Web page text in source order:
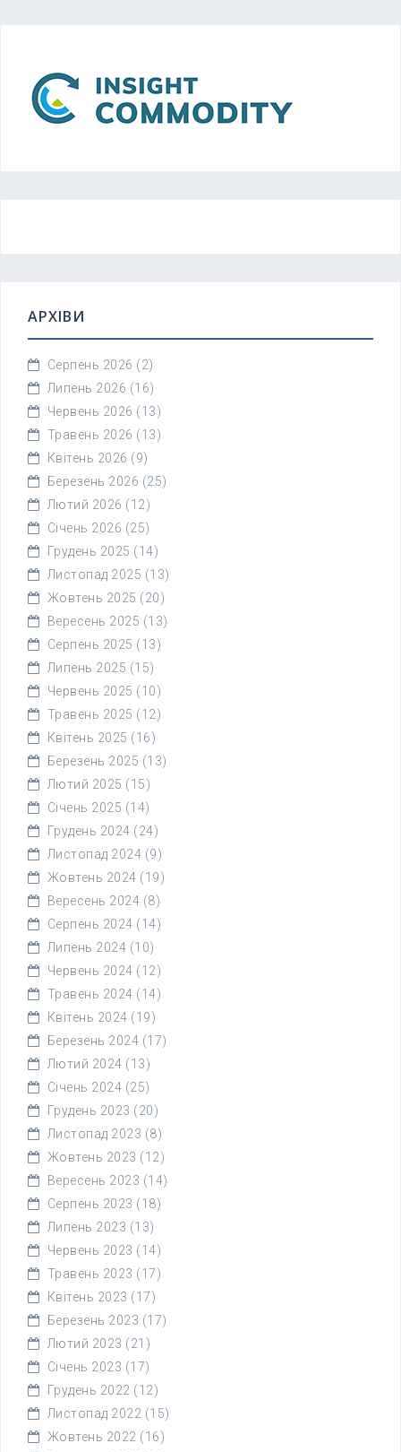
АРХІВИ
Серпень 2026 (2)
Липень 2026 (16)
Червень 2026 (13)
Травень 2026 (13)
Квітень 2026 (9)
Березень 2026 (25)
Лютий 2026 (12)
Січень 2026 (25)
Грудень 2025 (14)
Листопад 2025 (13)
Жовтень 2025 (20)
Вересень 2025 (13)
Серпень 2025 (13)
Липень 2025 (15)
Червень 2025 (10)
Травень 2025 (12)
Квітень 2025 (16)
Березень 2025 (13)
Лютий 2025 (15)
Січень 2025 (14)
Грудень 2024 (24)
Листопад 2024 (9)
Жовтень 2024 (19)
Вересень 2024 (8)
Серпень 2024 (14)
Липень 2024 (10)
Червень 2024 (12)
Травень 2024 (14)
Квітень 2024 (19)
Березень 2024 (17)
Лютий 2024 (13)
Січень 2024 (25)
Грудень 2023 (20)
Листопад 2023 (8)
Жовтень 2023 (12)
Вересень 2023 (14)
Серпень 2023 (18)
Липень 2023 (13)
Червень 2023 (14)
Травень 2023 (17)
Квітень 2023 (17)
Березень 2023 (17)
Лютий 2023 (21)
Січень 2023 (17)
Грудень 2022 (12)
Листопад 2022 (15)
Жовтень 2022 (16)